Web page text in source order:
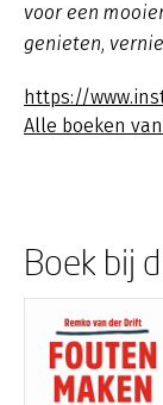
voor een
genieten,
https://
Alle boeken
Boek bij